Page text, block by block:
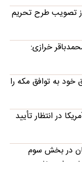
تصویب طرح تحریم
خرازی:
خود به توافق مکه را
در انتظار تأیید
در بخش سوم
استعفا